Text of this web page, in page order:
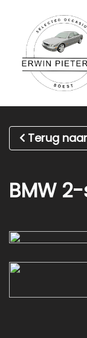
Terug
BMW